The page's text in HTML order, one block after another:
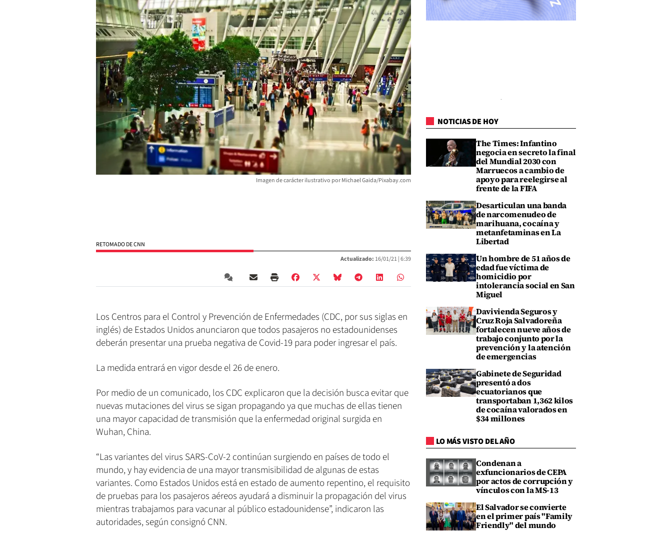
Imagen de carácter ilustrativo por Michael Gaida/Pixabay.com
RETOMADO DE CNN
Actualizado: 16/01/21 |6:39
Los Centros para el Control y Prevención de Enfermedades (CDC, por sus siglas en
inglés) de Estados Unidos anunciaron que todos pasajeros no estadounidenses
deberán presentar una prueba negativa de Covid-19 para poder ingresar el país.
La medida entrará en vigor desde el 26 de enero.
Por medio de un comunicado, los CDC explicaron que la decisión busca evitar que
nuevas mutaciones del virus se sigan propagando ya que muchas de ellas tienen
una mayor capacidad de transmisión que la enfermedad original surgida en
Wuhan, China.
“Las variantes del virus SARS-CoV-2 continúan surgiendo en países de todo el
mundo, y hay evidencia de una mayor transmisibilidad de algunas de estas
variantes. Como Estados Unidos está en estado de aumento repentino, el requisito
de pruebas para los pasajeros aéreos ayudará a disminuir la propagación del virus
mientras trabajamos para vacunar al público estadounidense”, indicaron las
autoridades, según consignó CNN.
NOTICIAS DE HOY
The Times: Infantino
negocia en secreto la final
del Mundial 2030 con
Marruecos a cambio de
apoyo para reelegirse al
frente de la FIFA
Desarticulan una banda
de narcomenudeo de
marihuana, cocaína y
metanfetaminas en La
Libertad
Un hombre de 51 años de
edad fue víctima de
homicidio por
intolerancia social en San
Miguel
Davivienda Seguros y
Cruz Roja Salvadoreña
fortalecen nueve años de
trabajo conjunto por la
prevención y la atención
de emergencias
Gabinete de Seguridad
presentó a dos
ecuatorianos que
transportaban 1,362 kilos
de cocaína valorados en
$34 millones
LO MÁS VISTO DEL AÑO
Condenan a
exfuncionarios de CEPA
por actos de corrupción y
vínculos con la MS-13
El Salvador se convierte
en el primer país "Family
Friendly" del mundo